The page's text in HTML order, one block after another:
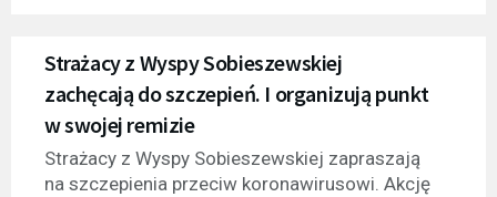
Strażacy z Wyspy Sobieszewskiej
zachęcają do szczepień. I organizują punkt
w swojej remizie
Strażacy z Wyspy Sobieszewskiej zapraszają
na szczepienia przeciw koronawirusowi. Akcję